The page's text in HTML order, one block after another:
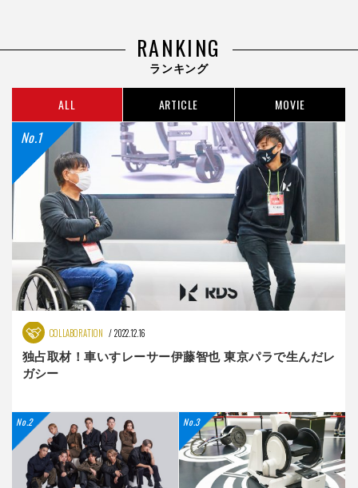
RANKING
ランキング
ALL ARTICLE MOVIE
COLLABORATION 2022.12.16
独占取材！車いすレーサー伊藤智也 東京パラで生んだレ
ガシー